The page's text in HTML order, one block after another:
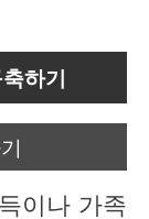
하기
이나 가족